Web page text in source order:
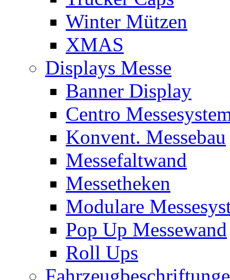
Winter Mützen
XMAS
Displays Messe
Banner Display
Centro
Konvent. Messebau
Messefaltwand
Messetheken
Modulare
Pop Up Messewand
Roll Ups